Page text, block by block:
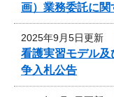
画）業務委託に
2025年9月5日更新
看護実習モデル
争入札公告